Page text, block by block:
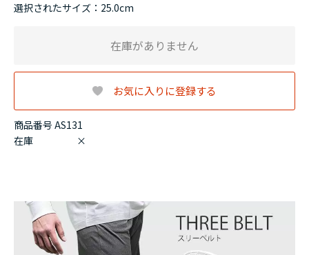
商品番号 AS131
在庫 ×
選択されたサイズ：25.0cm
お気に入りに登録する
在庫がありません